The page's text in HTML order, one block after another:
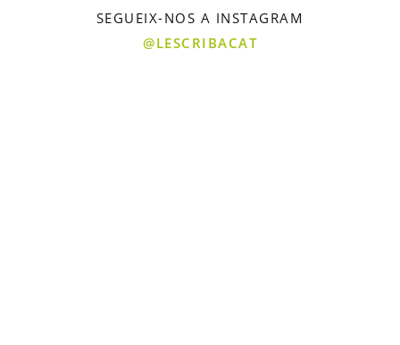
SEGUEIX-NOS A INSTAGRAM
@LESCRIBACAT